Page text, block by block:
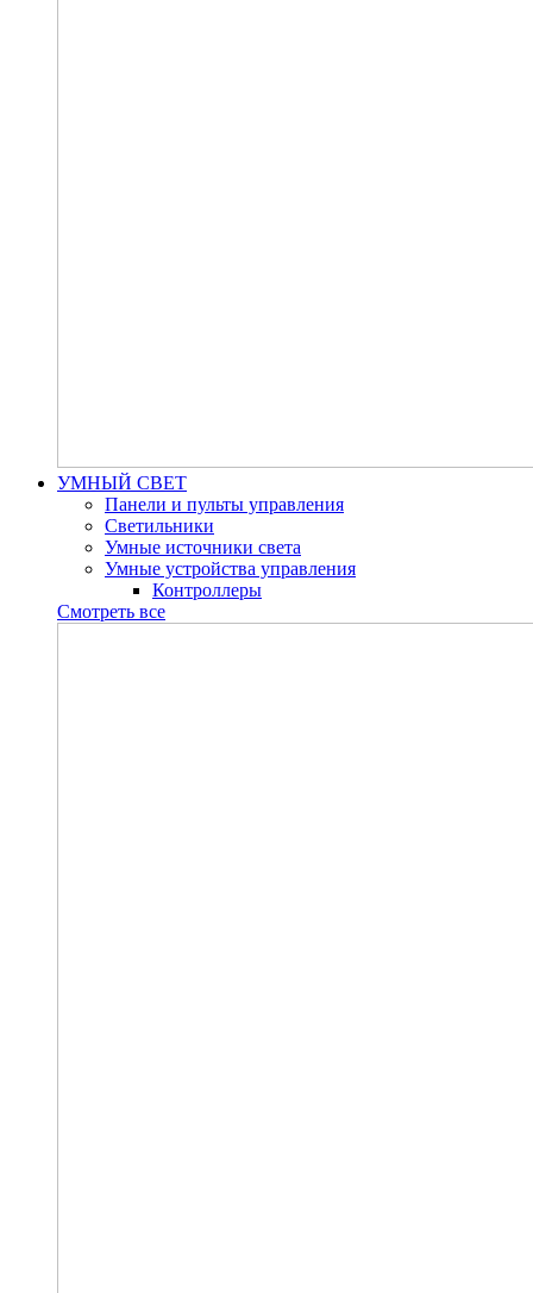
УМНЫЙ СВЕТ
Панели и пульты управления
Светильники
Умные источники света
Умные устройства управления
Контроллеры
Смотреть все